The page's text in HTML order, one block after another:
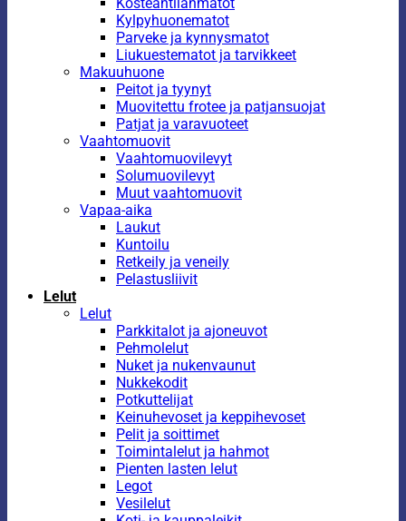
Kylpyhuonematot
Parveke ja kynnysmatot
Liukuestematot ja tarvikkeet
Makuuhuone
Peitot ja tyynyt
Muovitettu frotee ja patjansuojat
Patjat ja varavuoteet
Vaahtomuovit
Vaahtomuovilevyt
Solumuovilevyt
Muut vaahtomuovit
Vapaa-aika
Laukut
Kuntoilu
Retkeily ja veneily
Pelastusliivit
Lelut
Lelut
Parkkitalot ja ajoneuvot
Pehmolelut
Nuket ja nukenvaunut
Nukkekodit
Potkuttelijat
Keinuhevoset ja keppihevoset
Pelit ja soittimet
Toimintalelut ja hahmot
Pienten lasten lelut
Legot
Vesilelut